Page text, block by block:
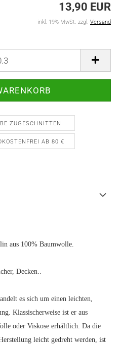
13,90 EUR
inkl. 19% MwSt. zzgl. Versand
ZUGESCHNITTEN
AB 80 €
aus 100% Baumwolle.
Decken..
es sich um einen leichten,
Klassischerweise ist er aus
oder Viskose erhältlich. Da die
leicht gedreht werden, ist